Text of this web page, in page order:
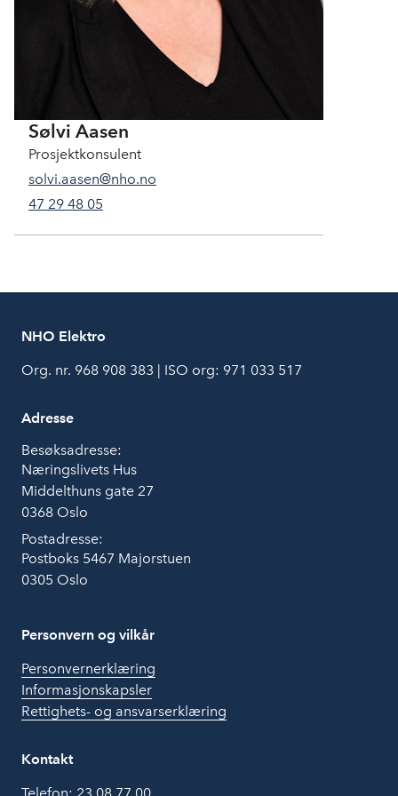
Sølvi Aasen
Prosjektkonsulent
solvi.aasen@nho.no
47 29 48 05
NHO Elektro
Org. nr. 968 908 383 | ISO org: 971 033 517
Adresse
Besøksadresse:
Næringslivets Hus
Middelthuns gate 27
0368 Oslo
Postadresse:
Postboks 5467 Majorstuen
0305 Oslo
Personvern og vilkår
Personvernerklæring
Informasjonskapsler
Rettighets- og ansvarserklæring
Kontakt